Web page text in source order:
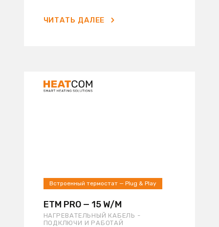
ЧИТАТЬ ДАЛЕЕ
Встроенный термостат — Plug & Play
ETM PRO — 15 W/M
НАГРЕВАТЕЛЬНЫЙ КАБЕЛЬ -
ПОДКЛЮЧИ И РАБОТАЙ